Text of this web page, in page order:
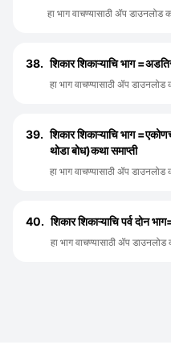
हा भाग वाचण्यासाठी ॲप डाउनलोड
38. शिकार शिकाऱ्याचि भाग
हा भाग वाचण्यासाठी ॲप डाउनलोड
39. शिकार शिकाऱ्याचि भाग
थोडा बोध)कथा समाप्ती
हा भाग वाचण्यासाठी ॲप डाउनलोड
40. शिकार शिकाऱ्याचि पर्व दोन
हा भाग वाचण्यासाठी ॲप डाउनलोड